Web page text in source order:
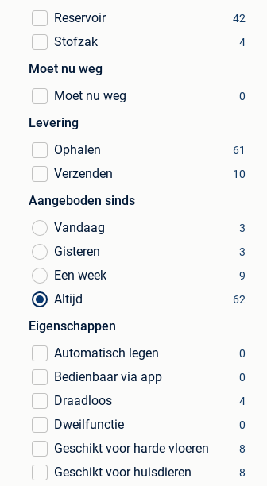
Reservoir
42
Stofzak 4
Moet nu weg
Moet nu weg
0
Levering
Ophalen
61
Verzenden 10
Aangeboden sinds
Vandaag
3
Gisteren 3
Een week 9
Altijd 62
Eigenschappen
Automatisch legen
0
Bedienbaar via app 0
Draadloos 4
Dweilfunctie 0
Geschikt voor harde vloeren 8
Geschikt voor huisdieren 8